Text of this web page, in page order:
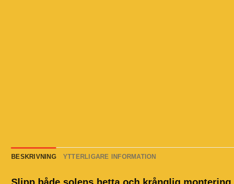
BESKRIVNING YTTERLIGARE INFORMATION